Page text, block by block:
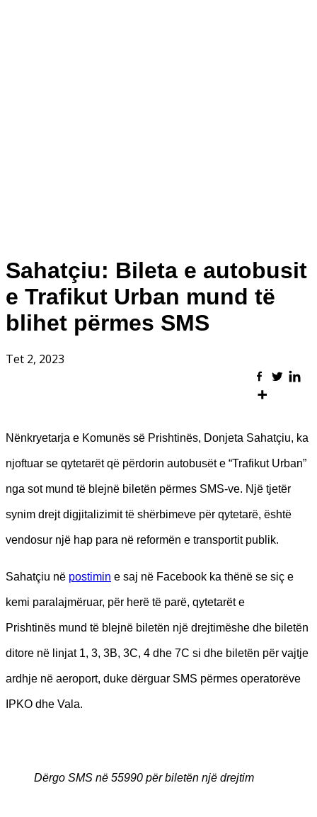
Sahatçiu: Bileta e autobusit
e Trafikut Urban mund të
blihet përmes SMS
Tet 2, 2023
Nënkryetarja e Komunës së Prishtinës, Donjeta Sahatçiu, ka
njoftuar se qytetarët që përdorin autobusët e “Trafikut Urban”
nga sot mund të blejnë biletën përmes SMS-ve. Një tjetër
synim drejt digjitalizimit të shërbimeve për qytetarë, është
vendosur një hap para në reformën e transportit publik.
Sahatçiu në postimin e saj në Facebook ka thënë se siç e
kemi paralajmëruar, për herë të parë, qytetarët e
Prishtinës mund të blejnë biletën një drejtimëshe dhe biletën
ditore në linjat 1, 3, 3B, 3C, 4 dhe 7C si dhe biletën për vajtje
ardhje në aeroport, duke dërguar SMS përmes operatorëve
IPKO dhe Vala.
Dërgo SMS në 55990 për biletën një drejtim